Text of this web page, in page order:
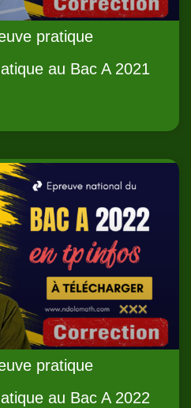
pratique
au Bac A 2021
pratique
au Bac A 2022